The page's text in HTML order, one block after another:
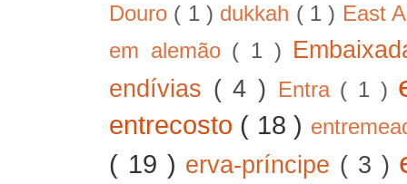
Douro ( 1 ) dukkah ( 1 ) East
em alemão ( 1 )
endívias ( 4 ) Entra ( 1 )
entrecosto ( 18 )
( 19 ) erva-príncipe ( 3 )